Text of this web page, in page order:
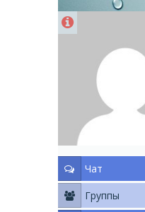
Чат
Группы